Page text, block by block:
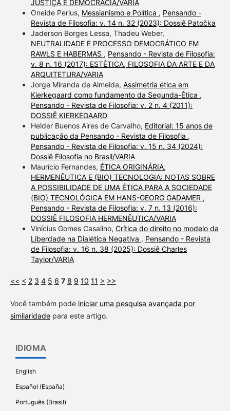
JUSTIÇA E DEMOCRACIA/VARIA
Oneide Perius, Messianismo e Política , Pensando -
Revista de Filosofia: v. 14 n. 32 (2023): Dossiê Patočka
Jaderson Borges Lessa, Thadeu Weber,
NEUTRALIDADE E PROCESSO DEMOCRÁTICO EM
RAWLS E HABERMAS , Pensando - Revista de Filosofia:
v. 8 n. 16 (2017): ESTÉTICA, FILOSOFIA DA ARTE E DA
ARQUITETURA/VARIA
Jorge Miranda de Almeida, Assimetria ética em
Kierkegaard como fundamento da Segunda-Ética ,
Pensando - Revista de Filosofia: v. 2 n. 4 (2011):
DOSSIÊ KIERKEGAARD
Helder Buenos Aires de Carvalho, Editorial: 15 anos de
publicação da Pensando - Revista de Filosofia ,
Pensando - Revista de Filosofia: v. 15 n. 34 (2024):
Dossiê Filosofia no Brasil/VARIA
Maurício Fernandes, ÉTICA ORIGINÁRIA,
HERMENÊUTICA E (BIO) TECNOLOGIA: NOTAS SOBRE
A POSSIBILIDADE DE UMA ÉTICA PARA A SOCIEDADE
(BIO) TECNOLÓGICA EM HANS-GEORG GADAMER ,
Pensando - Revista de Filosofia: v. 7 n. 13 (2016):
DOSSIÊ FILOSOFIA HERMENÊUTICA/VARIA
Vinícius Gomes Casalino, Crítica do direito no modelo da
Liberdade na Dialética Negativa , Pensando - Revista
de Filosofia: v. 16 n. 38 (2025): Dossiê Charles
Taylor/VARIA
<< < 2 3 4 5 6 7 8 9 10 11 > >>
Você também pode iniciar uma pesquisa avançada por
similaridadepara este artigo.
IDIOMA
English
Español (España)
Português (Brasil)